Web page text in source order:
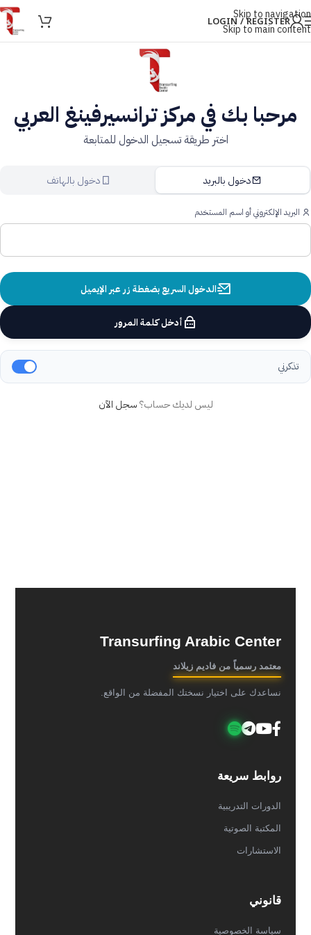
Skip to navigation
Skip to main content
LOGIN / REGISTER
مرحبا بك في مركز ترانسيرفينغ العربي
اختر طريقة تسجيل الدخول للمتابعة
دخول بالبريد دخول بالهاتف
البريد الإلكتروني أو اسم المستخدم
الدخول السريع بضغطة زر عبر الإيميل
أدخل كلمة المرور
تذكرني
ليس لديك حساب؟سجل الآن
Transurfing Arabic Center
معتمد رسمياً من فاديم زيلاند
نساعدك على اختيار نسختك المفضلة من الواقع.
روابط سريعة
الدورات التدريبية
المكتبة الصوتية
الاستشارات
قانوني
سياسة الخصوصية